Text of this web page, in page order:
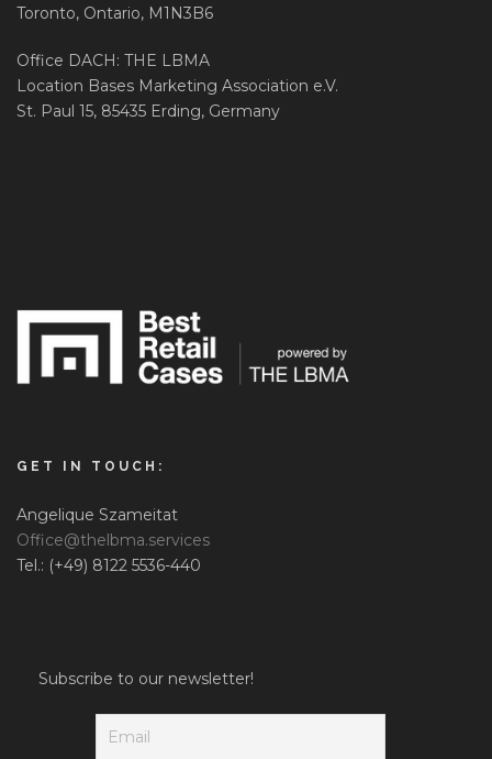
Toronto, Ontario, M1N3B6
Office DACH: THE LBMA
Location Bases Marketing Association e.V.
St. Paul 15, 85435 Erding, Germany
GET IN TOUCH:
Angelique Szameitat
Office@thelbma.services
Tel.: (+49) 8122 5536-440
Subscribe to our newsletter!